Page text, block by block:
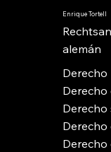
Enrique Tortell
alemán
Derecho
Derecho
Derecho